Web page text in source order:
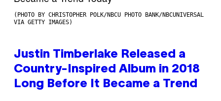
(PHOTO BY CHRISTOPHER POLK/NBCU PHOTO BANK/NBCUNIVERSAL
VIA GETTY IMAGES)
Justin Timberlake Released a
Country-Inspired Album in 2018
Long Before It Became a Trend